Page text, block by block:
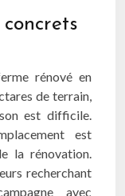
concrets
rénové en
de terrain,
est difficile.
est
la rénovation.
recherchant
avec